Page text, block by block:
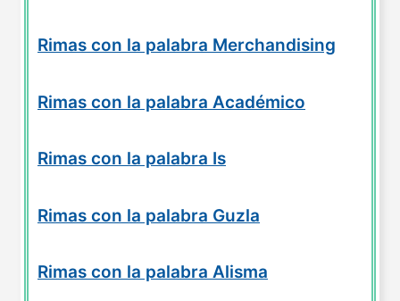
Rimas con la palabra Merchandising
Rimas con la palabra Académico
Rimas con la palabra Is
Rimas con la palabra Guzla
Rimas con la palabra Alisma